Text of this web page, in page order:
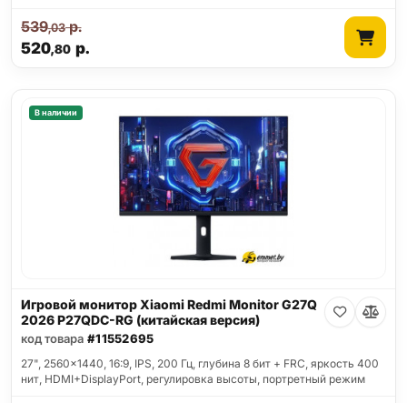
520,80р.
539,03р.
В наличии
Игровой монитор Xiaomi Redmi Monitor G27Q
2026 P27QDC-RG (китайская версия)
код товара #11552695
27", 2560x1440, 16:9, IPS, 200 Гц, глубина 8 бит + FRC, яркость 400
нит, HDMI+DisplayPort, регулировка высоты, портретный режим